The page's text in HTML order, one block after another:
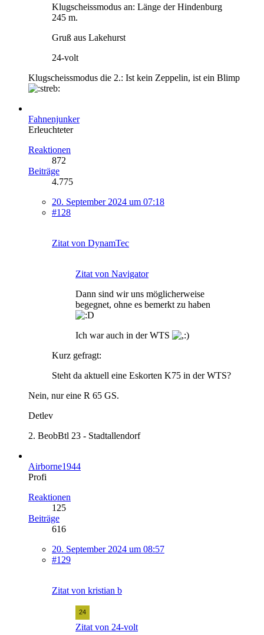
Klugscheissmodus an: Länge der Hindenburg
245 m.
Gruß aus Lakehurst
24-volt
Klugscheissmodus die 2.: Ist kein Zeppelin, ist ein Blimp
Fahnenjunker
Erleuchteter
Reaktionen
872
Beiträge
4.775
20. September 2024 um 07:18
#128
Zitat von DynamTec
Zitat von Navigator
Dann sind wir uns möglicherweise
begegnet, ohne es bemerkt zu haben
Ich war auch in der WTS
Kurz gefragt:
Steht da aktuell eine Eskorten K75 in der WTS?
Nein, nur eine R 65 GS.
Detlev
2. BeobBtl 23 - Stadtallendorf
Airborne1944
Profi
Reaktionen
125
Beiträge
616
20. September 2024 um 08:57
#129
Zitat von kristian b
Zitat von 24-volt